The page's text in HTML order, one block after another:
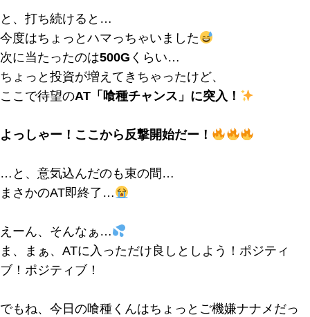
と、打ち続けると…
今度はちょっとハマっちゃいました
次に当たったのは500G くらい…
ちょっと投資が増えてきちゃったけど、
ここで待望のAT「喰種チャンス」に突入！
よっしゃー！ここから反撃開始だー！
…と、意気込んだのも束の間…
まさかのAT即終了…
えーん、そんなぁ…
ま、まぁ、ATに入っただけ良しとしよう！ポジティ
ブ！ポジティブ！
でもね、今日の喰種くんはちょっとご機嫌ナナメだっ